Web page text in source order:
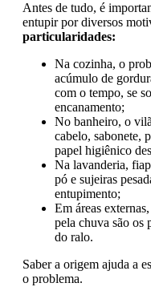
Antes de tudo, é
entupir por diversos
particularidades:
Na cozinha, o
acúmulo de
com o tempo, se
encanamento;
No banheiro, o
cabelo, sabonete,
papel higiênico
Na lavanderia,
pó e sujeiras
entupimento;
Em áreas
pela chuva são os
do ralo.
Saber a origem ajuda a
o problema.